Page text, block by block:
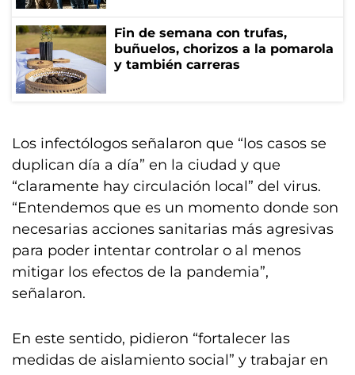
Fin de semana con trufas,
buñuelos, chorizos a la pomarola
y también carreras
Los infectólogos señalaron que “los casos se
duplican día a día” en la ciudad y que
“claramente hay circulación local” del virus.
“Entendemos que es un momento donde son
necesarias acciones sanitarias más agresivas
para poder intentar controlar o al menos
mitigar los efectos de la pandemia”,
señalaron.
En este sentido, pidieron “fortalecer las
medidas de aislamiento social” y trabajar en